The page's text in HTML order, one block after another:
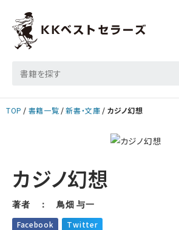
TOP 書籍一覧 新書・文庫 カジノ幻想
カジノ幻想
著者 ： 鳥畑 与一
Facebook Twitter